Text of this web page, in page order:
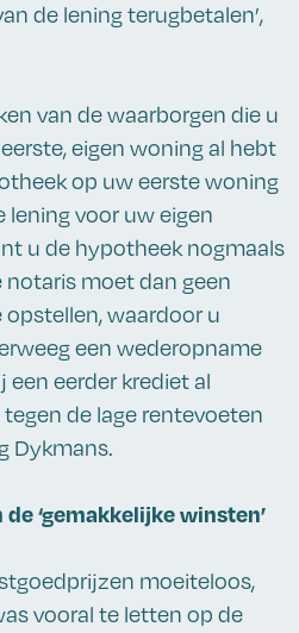
de lening terugbetalen’,
van de waarborgen die u
eigen woning al hebt
op uw eerste woning
lening voor uw eigen
u de hypotheek nogmaals
notaris moet dan geen
waardoor u
een wederopname
een eerder krediet al
de lage rentevoeten
Dykmans.
‘gemakkelijke winsten’
moeiteloos,
vooral te letten op de